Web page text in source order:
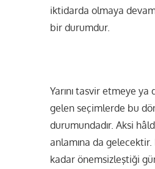
iktidarda olmaya devam
bir durumdur.
Yarını tasvir etmeye
gelen seçimlerde bu
durumundadır. Aksi
anlamına da
kadar önemsizleştiği